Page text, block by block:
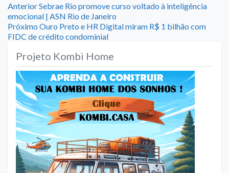
Navegação
de
Post
AnteriorPrevious
post:
Sebrae Rio promove curso voltado à inteligência
emocional | ASN Rio de Janeiro
Próximo Next
post:
Ouro Preto e HR Digital miram R$ 1 bilhão com
FIDC de crédito condominial
Projeto Kombi Home